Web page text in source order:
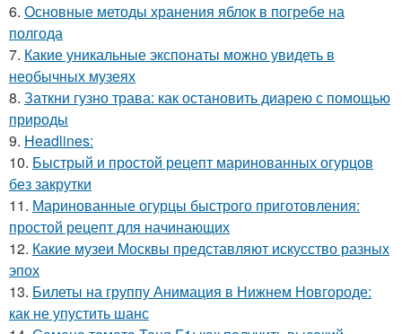
6. Основные методы хранения яблок в погребе на
полгода
7. Какие уникальные экспонаты можно увидеть в
необычных музеях
8. Заткни гузно трава: как остановить диарею с помощью
природы
9. Headlines:
10. Быстрый и простой рецепт маринованных огурцов
без закрутки
11. Маринованные огурцы быстрого приготовления:
простой рецепт для начинающих
12. Какие музеи Москвы представляют искусство разных
эпох
13. Билеты на группу Анимация в Нижнем Новгороде:
как не упустить шанс